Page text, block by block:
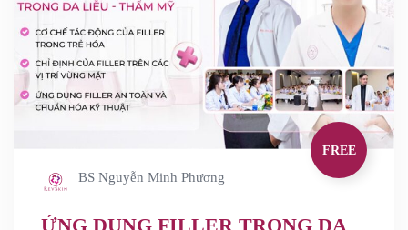
FREE
BS Nguyễn Minh Phương
ỨNG DỤNG FILLER TRONG DA